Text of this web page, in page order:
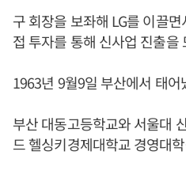
구 회장을 보좌해 LG를 이끌
접 투자를 통해 신사업 진출을
1963년 9월9일 부산에서 태어
부산 대동고등학교와 서울대
드 헬싱키경제대학교 경영대